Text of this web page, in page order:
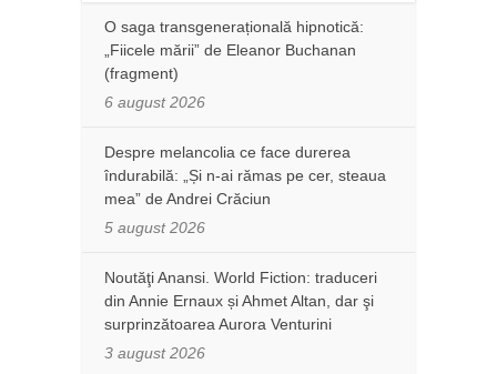
O saga transgenerațională hipnotică:
„Fiicele mării” de Eleanor Buchanan
(fragment)
6 august 2026
Despre melancolia ce face durerea
îndurabilă: „Și n-ai rămas pe cer, steaua
mea” de Andrei Crăciun
5 august 2026
Noutăţi Anansi. World Fiction: traduceri
din Annie Ernaux și Ahmet Altan, dar şi
surprinzătoarea Aurora Venturini
3 august 2026